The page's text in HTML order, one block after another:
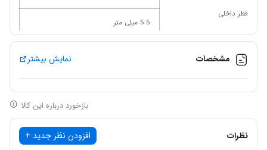
قطر داخلی
5.5 میلی متر
قطر خارجی
100 PSI
مشخصات نمایش بیشتر
بازخورد درباره این کالا
نظرات افزودن نظر جدید +